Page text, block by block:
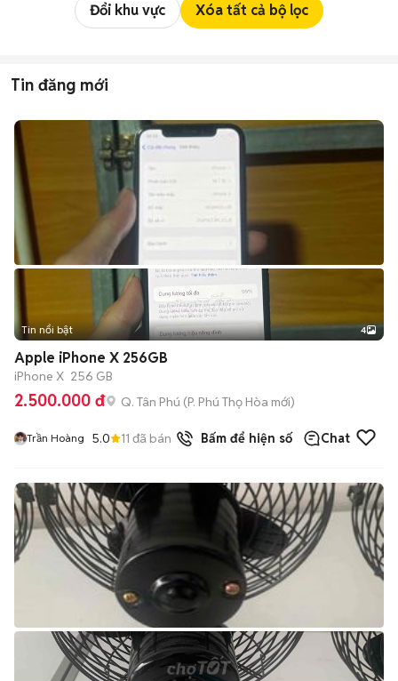
Đổi khu vực Xóa tất cả bộ lọc
Tin đăng mới
Tin nổi bật 4
Apple iPhone X 256GB
iPhone X 256 GB
2.500.000 đ Q. Tân Phú (P. Phú Thọ Hòa mới)
Trần Hoàng 5.0 11 đã bán Bấm để hiện số Chat